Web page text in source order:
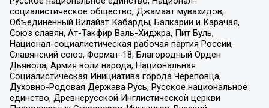
социалистическое общество, Джамаат мувахидов,
Объединенный Вилайат Кабарды, Балкарии и Карачая,
Союз славян, Ат-Такфир Валь-Хиджра, Пит Буль,
Национал-социалистическая рабочая партия России,
Славянский союз, Формат-18, Благородный Орден
Дьявола, Армия воли народа, Национальная
Социалистическая Инициатива города Череповца,
Духовно-Родовая Держава Русь, Русское национальное
единство, Древнерусской Инглистической церкви